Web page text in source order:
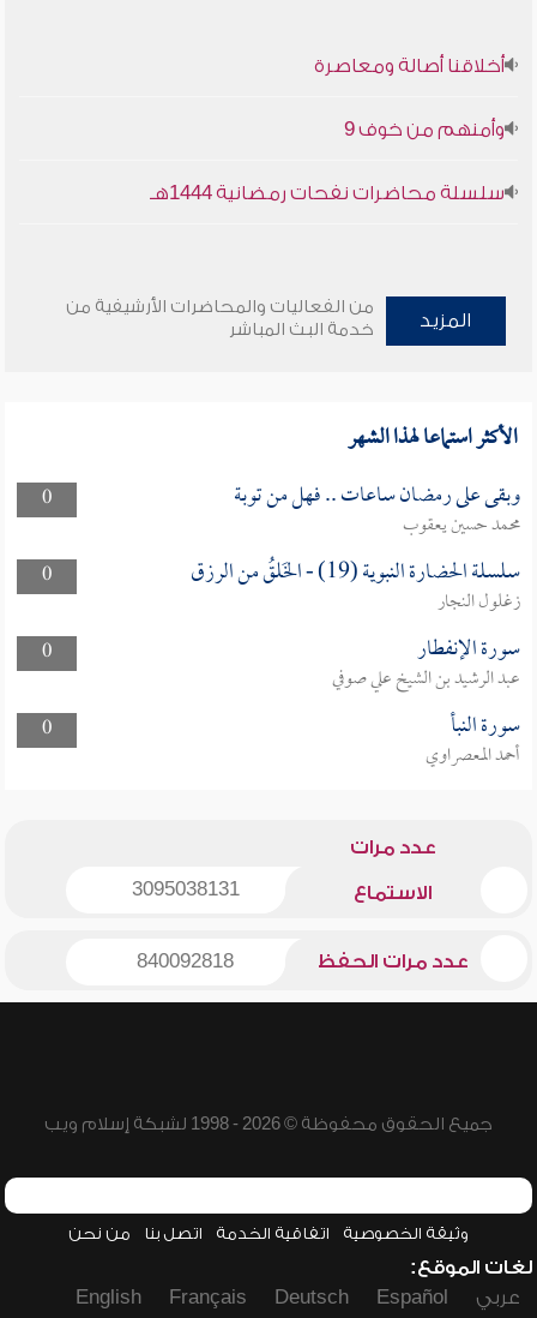
أخلاقنا أصالة ومعاصرة
وأمنهم من خوف 9
سلسلة محاضرات نفحات رمضانية 1444هـ
المزيد
من الفعاليات والمحاضرات الأرشيفية من
خدمة البث المباشر
الأكثر استماعا لهذا الشهر
0 وبقى على رمضان ساعات .. فهل من توبة
محمد حسين يعقوب
0
سلسلة الحضارة النبوية (19) - الخَلقُ من الرزق
زغلول النجار
0
سورة الإنفطار
عبد الرشيد بن الشيخ علي صوفي
0
سورة النبأ
أحمد المعصراوي
عدد مرات
الاستماع 3095038131
عدد مرات الحفظ 840092818
جميع الحقوق محفوظة © 2026 - 1998 لشبكة إسلام ويب
وثيقة الخصوصية اتفاقية الخدمة اتصل بنا من نحن
لغات الموقع:
عربي
Español
Deutsch
Français
English